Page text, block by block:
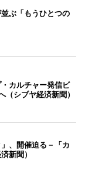
ぶ「もうひとつの
カルチャー発信ビ
シブヤ経済新聞）
、開催迫る－「カ
新聞）